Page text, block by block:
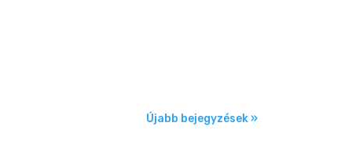
Újabb bejegyzések »